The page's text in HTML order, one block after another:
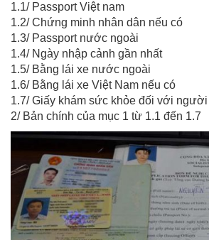
1.1/ Passport Việt nam
1.2/ Chứng minh nhân dân nếu có
1.3/ Passport nước ngoài
1.4/ Ngày nhập cảnh gần nhất
1.5/ Bằng lái xe nước ngoài
1.6/ Bằng lái xe Việt Nam nếu có
1.7/ Giấy khám sức khỏe đối với
2/ Bản chính của mục 1 từ 1.1 đến 1.7